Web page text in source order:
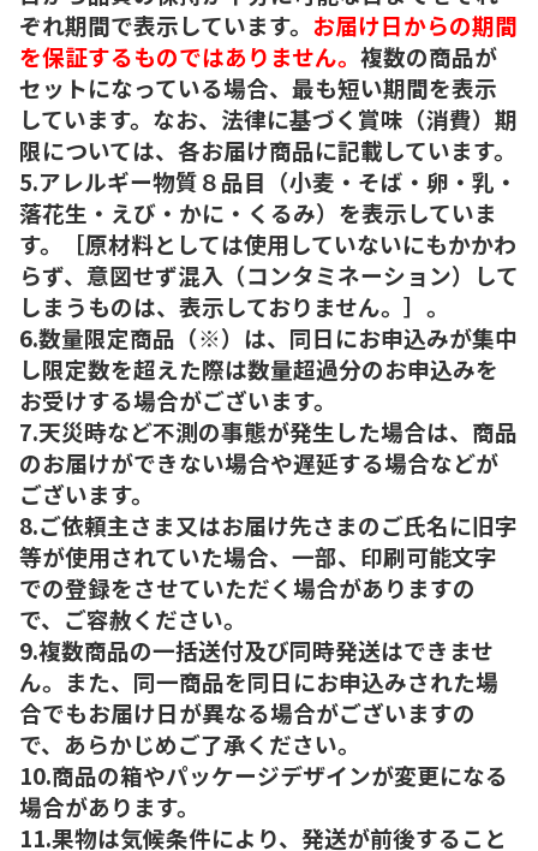
ぞれ期間で表示しています。 お届け日からの期間
を保証するものではありません。 複数の商品が
セットになっている場合、最も短い期間を表示
しています。なお、法律に基づく賞味（消費）期
限については、各お届け商品に記載しています。
5.アレルギー物質８品目（小麦・そば・卵・乳・
落花生・えび・かに・くるみ）を表示していま
す。［原材料としては使用していないにもかかわ
らず、意図せず混入（コンタミネーション）して
しまうものは、表示しておりません。］。
6.数量限定商品（※）は、同日にお申込みが集中
し限定数を超えた際は数量超過分のお申込みを
お受けする場合がございます。
7.天災時など不測の事態が発生した場合は、商品
のお届けができない場合や遅延する場合などが
ございます。
8.ご依頼主さま又はお届け先さまのご氏名に旧字
等が使用されていた場合、一部、印刷可能文字
での登録をさせていただく場合がありますの
で、ご容赦ください。
9.複数商品の一括送付及び同時発送はできませ
ん。また、同一商品を同日にお申込みされた場
合でもお届け日が異なる場合がございますの
で、あらかじめご了承ください。
10.商品の箱やパッケージデザインが変更になる
場合があります。
11.果物は気候条件により、発送が前後すること